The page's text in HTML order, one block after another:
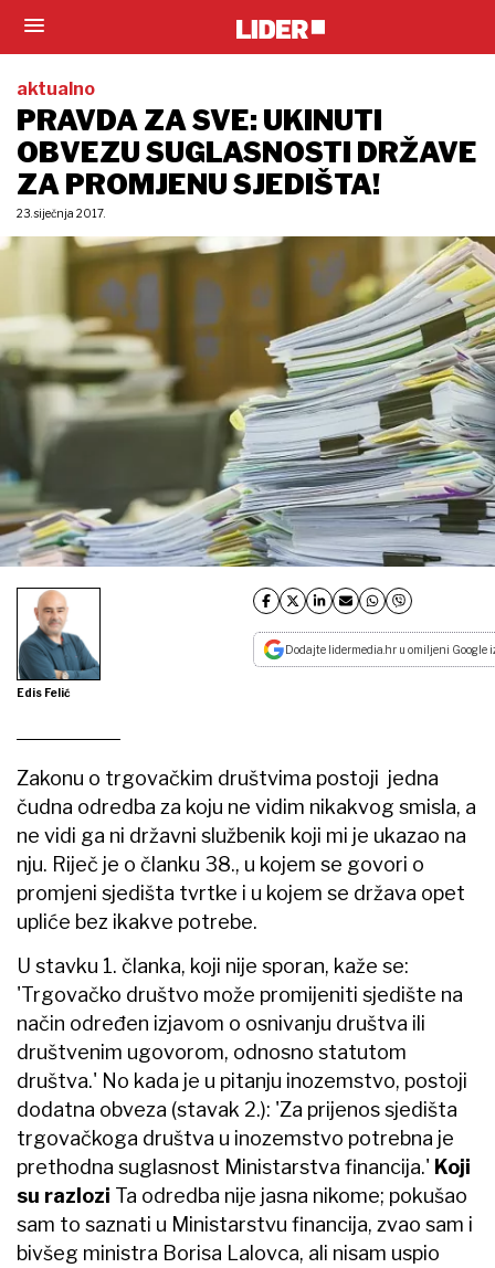
aktualno
PRAVDA ZA SVE: UKINUTI
OBVEZU SUGLASNOSTI DRŽAVE
ZA PROMJENU SJEDIŠTA!
23. siječnja 2017.
Edis Felić
Dodajte lidermedia.hr u omiljeni Google
Zakonu o trgovačkim društvima postoji jedna
čudna odredba za koju ne vidim nikakvog smisla, a
ne vidi ga ni državni službenik koji mi je ukazao na
nju. Riječ je o članku 38., u kojem se govori o
promjeni sjedišta tvrtke i u kojem se država opet
upliće bez ikakve potrebe.
U stavku 1. članka, koji nije sporan, kaže se:
'Trgovačko društvo može promijeniti sjedište na
način određen izjavom o osnivanju društva ili
društvenim ugovorom, odnosno statutom
društva.' No kada je u pitanju inozemstvo, postoji
dodatna obveza (stavak 2.): 'Za prijenos sjedišta
trgovačkoga društva u inozemstvo potrebna je
prethodna suglasnost Ministarstva financija.' Koji
su razlozi Ta odredba nije jasna nikome; pokušao
sam to saznati u Ministarstvu financija, zvao sam i
bivšeg ministra Borisa Lalovca, ali nisam uspio